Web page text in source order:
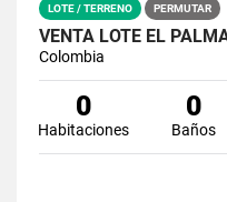
LOTE / TERRENO PERMUTAR
Colombia
0
Habitaciones
0
Baños